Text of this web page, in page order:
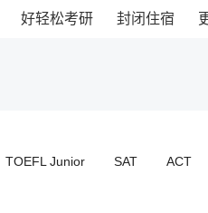
好轻松考研 封闭住宿
TOEFL Junior SAT ACT